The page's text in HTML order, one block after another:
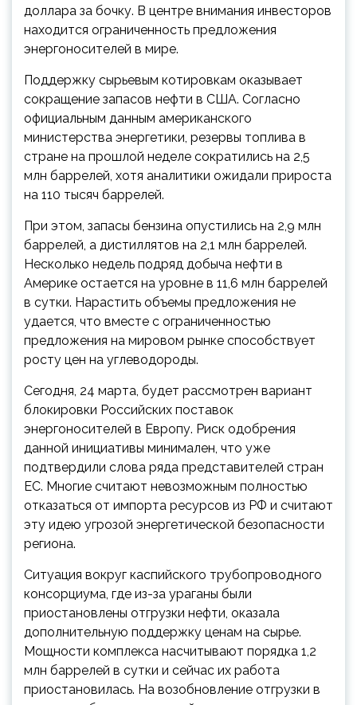
доллара за бочку. В центре внимания инвесторов
находится ограниченность предложения
энергоносителей в мире.
Поддержку сырьевым котировкам оказывает
сокращение запасов нефти в США. Согласно
официальным данным американского
министерства энергетики, резервы топлива в
стране на прошлой неделе сократились на 2,5
млн баррелей, хотя аналитики ожидали прироста
на 110 тысяч баррелей.
При этом, запасы бензина опустились на 2,9 млн
баррелей, а дистиллятов на 2,1 млн баррелей.
Несколько недель подряд добыча нефти в
Америке остается на уровне в 11,6 млн баррелей
в сутки. Нарастить объемы предложения не
удается, что вместе с ограниченностью
предложения на мировом рынке способствует
росту цен на углеводороды.
Сегодня, 24 марта, будет рассмотрен вариант
блокировки Российских поставок
энергоносителей в Европу. Риск одобрения
данной инициативы минимален, что уже
подтвердили слова ряда представителей стран
ЕС. Многие считают невозможным полностью
отказаться от импорта ресурсов из РФ и считают
эту идею угрозой энергетической безопасности
региона.
Ситуация вокруг каспийского трубопроводного
консорциума, где из-за ураганы были
приостановлены отгрузки нефти, оказала
дополнительную поддержку ценам на сырье.
Мощности комплекса насчитывают порядка 1,2
млн баррелей в сутки и сейчас их работа
приостановилась. На возобновление отгрузки в